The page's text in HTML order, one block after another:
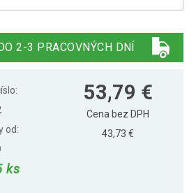
2-3 PRACOVNÝCH DNÍ
od:
ks
53,79 €
Cena bez DPH
43,73 €